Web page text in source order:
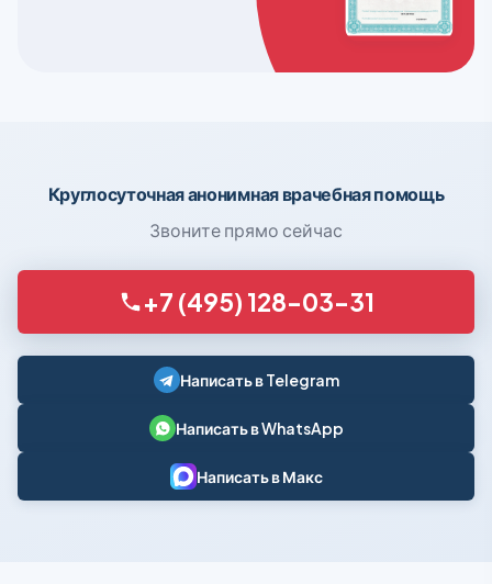
Круглосуточная анонимная врачебная помощь
Звоните прямо сейчас
+7 (495) 128-03-31
Написать в Telegram
Написать в WhatsApp
Написать в Макс